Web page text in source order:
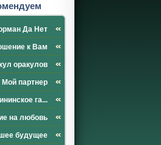
Да Нет
к Вам
оракулов
Мой партнер
га...
на любовь
будущее